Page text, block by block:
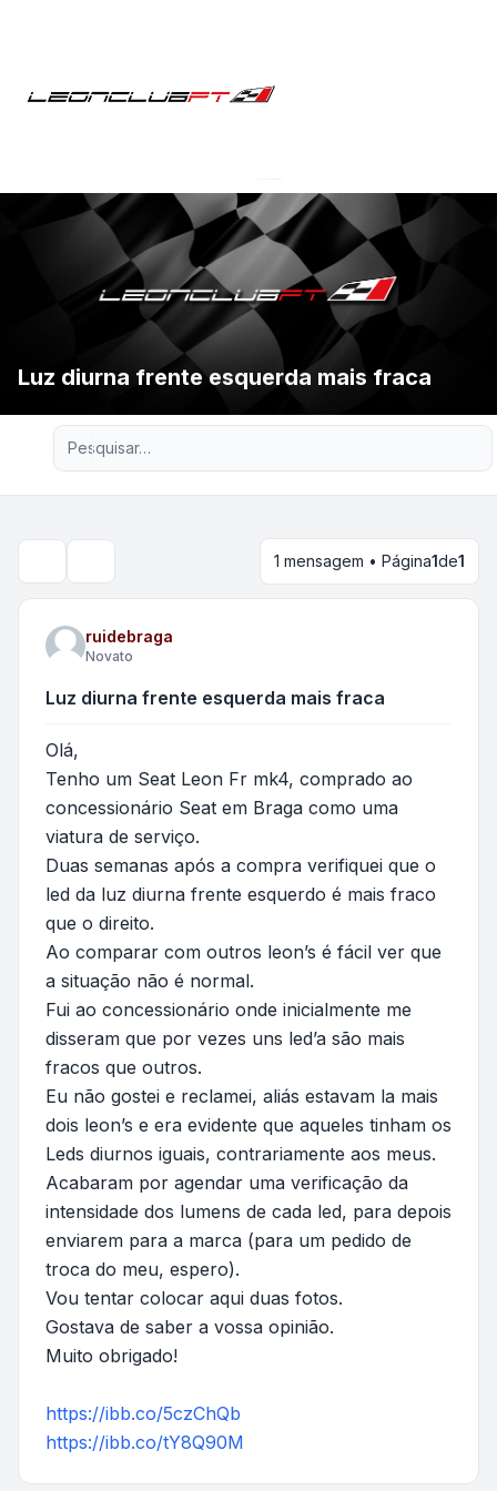
Luz diurna frente esquerda mais fraca
Pesquisa avançada
1 mensagem • Página1de1
ruidebraga
Novato
Luz diurna frente esquerda mais fraca
Olá,
Tenho um Seat Leon Fr mk4, comprado ao
concessionário Seat em Braga como uma
viatura de serviço.
Duas semanas após a compra verifiquei que o
led da luz diurna frente esquerdo é mais fraco
que o direito.
Ao comparar com outros leon’s é fácil ver que
a situação não é normal.
Fui ao concessionário onde inicialmente me
disseram que por vezes uns led’a são mais
fracos que outros.
Eu não gostei e reclamei, aliás estavam la mais
dois leon’s e era evidente que aqueles tinham os
Leds diurnos iguais, contrariamente aos meus.
Acabaram por agendar uma verificação da
intensidade dos lumens de cada led, para depois
enviarem para a marca (para um pedido de
troca do meu, espero).
Vou tentar colocar aqui duas fotos.
Gostava de saber a vossa opinião.
Muito obrigado!
https://ibb.co/5czChQb
https://ibb.co/tY8Q90M